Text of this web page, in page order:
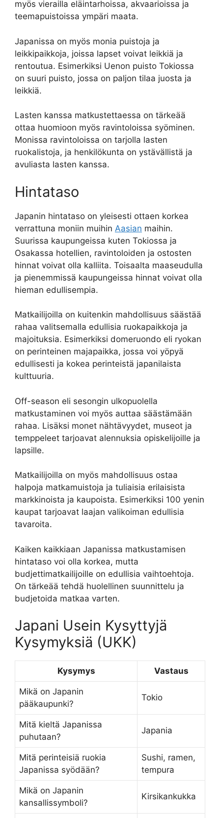
myös vierailla eläintarhoissa, akvaarioissa ja
teemapuistoissa ympäri maata.
Japanissa on myös monia puistoja ja
leikkipaikkoja, joissa lapset voivat leikkiä ja
rentoutua. Esimerkiksi Uenon puisto Tokiossa
on suuri puisto, jossa on paljon tilaa juosta ja
leikkiä.
Lasten kanssa matkustettaessa on tärkeää
ottaa huomioon myös ravintoloissa syöminen.
Monissa ravintoloissa on tarjolla lasten
ruokalistoja, ja henkilökunta on ystävällistä ja
avuliasta lasten kanssa.
Hintataso
Japanin hintataso on yleisesti ottaen korkea
verrattuna moniin muihin Aasian maihin.
Suurissa kaupungeissa kuten Tokiossa ja
Osakassa hotellien, ravintoloiden ja ostosten
hinnat voivat olla kalliita. Toisaalta maaseudulla
ja pienemmissä kaupungeissa hinnat voivat olla
hieman edullisempia.
Matkailijoilla on kuitenkin mahdollisuus säästää
rahaa valitsemalla edullisia ruokapaikkoja ja
majoituksia. Esimerkiksi domeruondo eli ryokan
on perinteinen majapaikka, jossa voi yöpyä
edullisesti ja kokea perinteistä japanilaista
kulttuuria.
Off-season eli sesongin ulkopuolella
matkustaminen voi myös auttaa säästämään
rahaa. Lisäksi monet nähtävyydet, museot ja
temppeleet tarjoavat alennuksia opiskelijoille ja
lapsille.
Matkailijoilla on myös mahdollisuus ostaa
halpoja matkamuistoja ja tuliaisia erilaisista
markkinoista ja kaupoista. Esimerkiksi 100 yenin
kaupat tarjoavat laajan valikoiman edullisia
tavaroita.
Kaiken kaikkiaan Japanissa matkustamisen
hintataso voi olla korkea, mutta
budjettimatkailijoille on edullisia vaihtoehtoja.
On tärkeää tehdä huolellinen suunnittelu ja
budjetoida matkaa varten.
Japani Usein Kysyttyjä
Kysymyksiä (UKK)
Kysymys Vastaus
Mikä on Japanin
pääkaupunki?
Tokio
Mitä kieltä Japanissa
puhutaan?
Japania
Mitä perinteisiä ruokia
Japanissa syödään?
Sushi, ramen,
tempura
Mikä on Japanin
kansallissymboli?
Kirsikankukka